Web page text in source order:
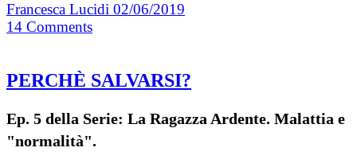
Francesca Lucidi 02/06/2019
14 Comments
PERCHÈ SALVARSI?
Ep. 5 della Serie: La Ragazza Ardente. Malattia e
"normalità".